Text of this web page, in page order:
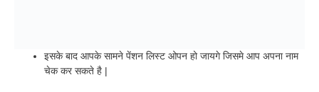
इसके बाद आपके सामने पेंशन लिस्ट ओपन हो जायगे जिसमे आप अपना नाम
चेक कर सकते है |